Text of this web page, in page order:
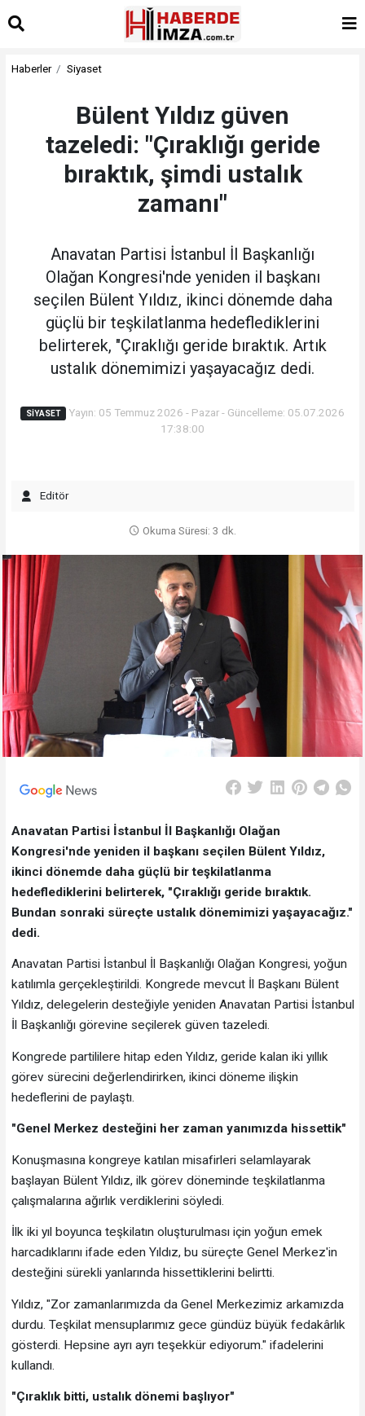
Haberler Siyaset
Bülent Yıldız güven
tazeledi: "Çıraklığı geride
bıraktık, şimdi ustalık
zamanı"
Anavatan Partisi İstanbul İl Başkanlığı
Olağan Kongresi'nde yeniden il başkanı
seçilen Bülent Yıldız, ikinci dönemde daha
güçlü bir teşkilatlanma hedeflediklerini
belirterek, "Çıraklığı geride bıraktık. Artık
ustalık dönemimizi yaşayacağız dedi.
SIYASET
Yayın: 05 Temmuz 2026 - Pazar - Güncelleme: 05.07.2026
17:38:00
Editör
Okuma Süresi: 3 dk.
Anavatan Partisi İstanbul İl Başkanlığı Olağan
Kongresi'nde yeniden il başkanı seçilen Bülent Yıldız,
ikinci dönemde daha güçlü bir teşkilatlanma
hedeflediklerini belirterek, "Çıraklığı geride bıraktık.
Bundan sonraki süreçte ustalık dönemimizi yaşayacağız."
dedi.
Anavatan Partisi İstanbul İl Başkanlığı Olağan Kongresi, yoğun
katılımla gerçekleştirildi. Kongrede mevcut İl Başkanı Bülent
Yıldız, delegelerin desteğiyle yeniden Anavatan Partisi İstanbul
İl Başkanlığı görevine seçilerek güven tazeledi.
Kongrede partililere hitap eden Yıldız, geride kalan iki yıllık
görev sürecini değerlendirirken, ikinci döneme ilişkin
hedeflerini de paylaştı.
"Genel Merkez desteğini her zaman yanımızda hissettik"
Konuşmasına kongreye katılan misafirleri selamlayarak
başlayan Bülent Yıldız, ilk görev döneminde teşkilatlanma
çalışmalarına ağırlık verdiklerini söyledi.
İlk iki yıl boyunca teşkilatın oluşturulması için yoğun emek
harcadıklarını ifade eden Yıldız, bu süreçte Genel Merkez'in
desteğini sürekli yanlarında hissettiklerini belirtti.
Yıldız, "Zor zamanlarımızda da Genel Merkezimiz arkamızda
durdu. Teşkilat mensuplarımız gece gündüz büyük fedakârlık
gösterdi. Hepsine ayrı ayrı teşekkür ediyorum." ifadelerini
kullandı.
"Çıraklık bitti, ustalık dönemi başlıyor"